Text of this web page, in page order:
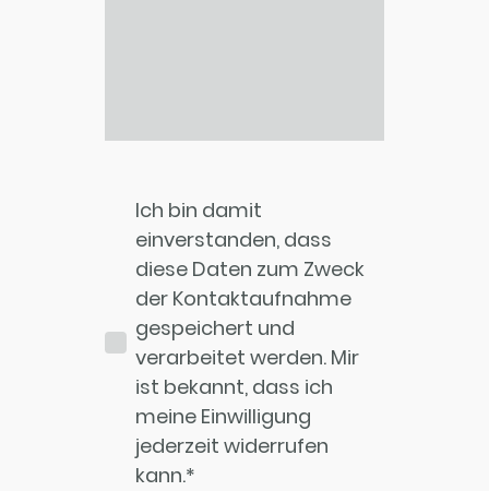
Ich bin damit
einverstanden, dass
diese Daten zum Zweck
der Kontaktaufnahme
gespeichert und
verarbeitet werden. Mir
ist bekannt, dass ich
meine Einwilligung
jederzeit widerrufen
kann.*